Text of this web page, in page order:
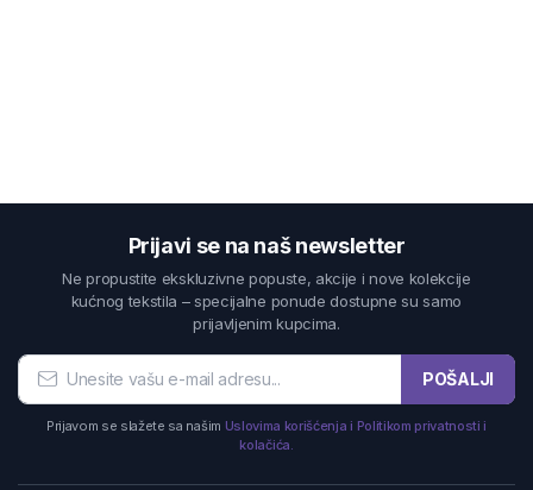
Prijavi se na naš newsletter
Ne propustite ekskluzivne popuste, akcije i nove kolekcije
kućnog tekstila – specijalne ponude dostupne su samo
prijavljenim kupcima.
POŠALJI
Prijavom se slažete sa našim Uslovima korišćenja i Politikom privatnosti i
kolačića.